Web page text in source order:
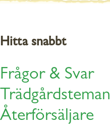
Hitta snabbt
Frågor & Svar
Trädgårdsteman
Återförsäljare
← Växtskydd
Återställ filtrering